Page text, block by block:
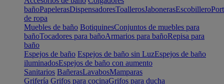
bañoPapelerasDispensadoresToallerosJabonerasEscobillero
de ropa
Muebles de baño BotiquinesConjuntos de muebles para
bañoTocadores para bañoArmarios para bañoRepisa para
baño
Espejos de baño Espejos de baño sin LuzEspejos de baño
iluminadosEspejos de baño con aumento
Sanitarios BañerasLavabosMamparas
Grifería Grifos para cocinaGrifos para ducha